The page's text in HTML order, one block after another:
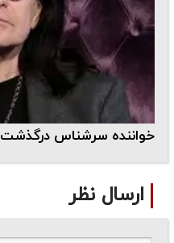
خواننده سرشناس درگذشت
ارسال نظر